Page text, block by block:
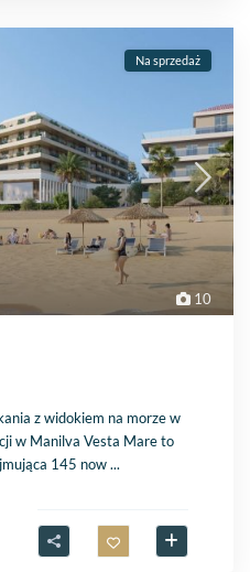
10
Na sprzedaż
z widokiem na morze w
w Manilva Vesta Mare to
145 now...